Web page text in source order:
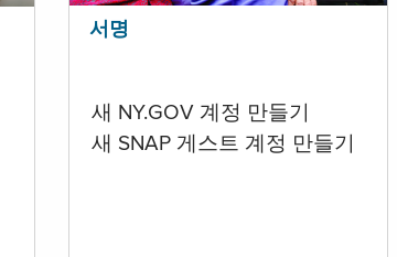
서명
새 NY.GOV 계정 만들기
새 SNAP 게스트 계정 만들기